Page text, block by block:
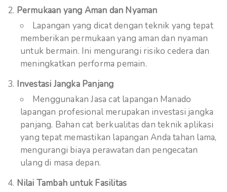
Permukaan yang Aman dan Nyaman
Lapangan yang dicat dengan teknik yang tepat
memberikan permukaan yang aman dan nyaman
untuk bermain. Ini mengurangi risiko cedera dan
meningkatkan performa pemain.
Investasi Jangka Panjang
Menggunakan Jasa cat lapangan Manado
lapangan profesional merupakan investasi jangka
panjang. Bahan cat berkualitas dan teknik aplikasi
yang tepat memastikan lapangan Anda tahan lama,
mengurangi biaya perawatan dan pengecatan
ulang di masa depan.
Nilai Tambah untuk Fasilitas